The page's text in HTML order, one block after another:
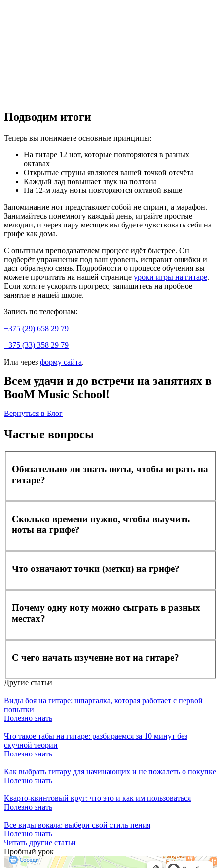
Подводим итоги
Теперь вы понимаете основные принципы:
На гитаре 12 нот, которые повторяются в разных
октавах
Открытые струны являются вашей точкой отсчёта
Каждый лад повышает звук на полтона
На 12-м ладу ноты повторяются октавой выше
Запоминание нот представляет собой не спринт, а марафон.
Занимайтесь понемногу каждый день, играйте простые
мелодии, и через пару месяцев вы будете чувствовать себя на
грифе как дома.
С опытным преподавателем процесс идёт быстрее. Он
подберёт упражнения под ваш уровень, исправит ошибки и
даст обратную связь. Подробности о процессе обучения вы
можете прочитать на нашей странице уроки игры на гитаре.
Если хотите ускорить прогресс, запишитесь на пробное
занятие в нашей школе.
Запись по телефонам:
+375 (29) 658 29 79
+375 (33) 358 29 79
Или через форму сайта.
Всем удачи и до встречи на занятиях в
BooM Music School!
Вернуться в Блог
Частые вопросы
Обязательно ли знать ноты, чтобы играть на
гитаре?
Сколько времени нужно, чтобы выучить
ноты на грифе?
Что означают точки (метки) на грифе?
Почему одну ноту можно сыграть в разных
местах?
С чего начать изучение нот на гитаре?
Другие статьи
Виды боя на гитаре: шпаргалка, которая работает с первой
попытки
Полезно знать
Что такое табы на гитаре: разбираемся за 10 минут без
скучной теории
Полезно знать
Как выбрать гитару для начинающих и не пожалеть о покупке
Полезно знать
Кварто-квинтовый круг: что это и как им пользоваться
Полезно знать
Все виды вокала: выбери свой стиль пения
Полезно знать
Читать другие статьи
Пробный урок